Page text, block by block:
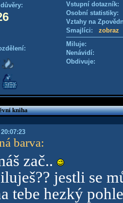
důvěry:
Vstupní
Osobní
Vztahy na
Smajlíci: zobraz
Miluje:
Nenávidí:
Obdivuje:
kniha
barva:
zač..
jestli se
tebe hezký